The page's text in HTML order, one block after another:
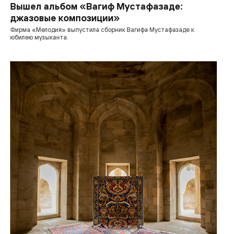
Вышел альбом «Вагиф Мустафазаде:
джазовые композиции»
Фирма «Мелодия» выпустила сборник Вагифа Мустафазаде к
юбилею музыканта.